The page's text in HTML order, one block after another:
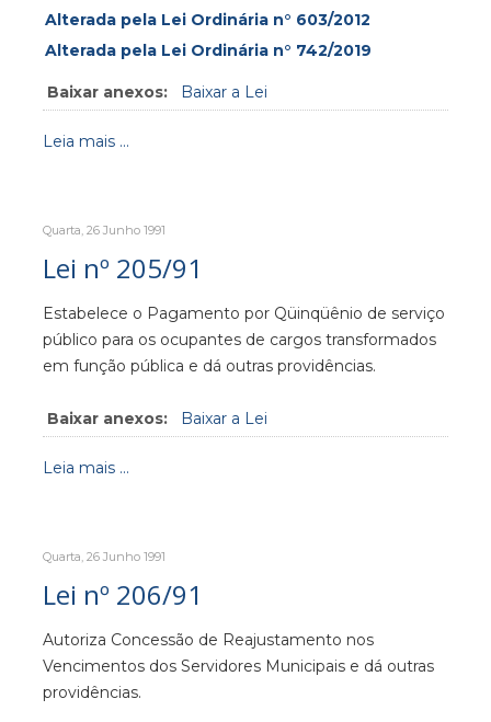
Alterada pela Lei Ordinária n° 603/2012
Alterada pela Lei Ordinária n° 742/2019
Baixar anexos: Baixar a Lei
Leia mais ...
Quarta, 26 Junho 1991
Lei nº 205/91
Estabelece o Pagamento por Qüinqüênio de serviço
público para os ocupantes de cargos transformados
em função pública e dá outras providências.
Baixar anexos: Baixar a Lei
Leia mais ...
Quarta, 26 Junho 1991
Lei nº 206/91
Autoriza Concessão de Reajustamento nos
Vencimentos dos Servidores Municipais e dá outras
providências.